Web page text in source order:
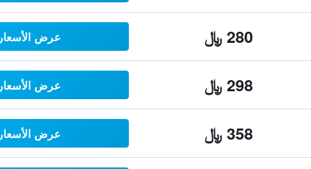
280 ﷼ عرض الأسعار
298 ﷼ عرض الأسعار
358 ﷼ عرض الأسعار